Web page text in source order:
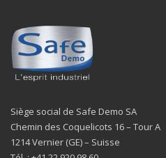
Siège social de Safe Demo SA
Chemin des Coquelicots 16 – Tour A
1214 Vernier (GE) – Suisse